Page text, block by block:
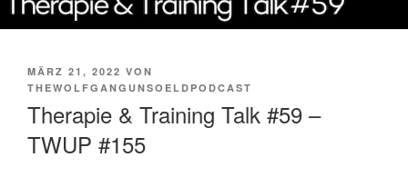
VERÖFFENTLICHT
AM
MÄRZ 21, 2022 VON
THEWOLFGANGUNSOELDPODCAST
Therapie & Training Talk #59 –
TWUP #155